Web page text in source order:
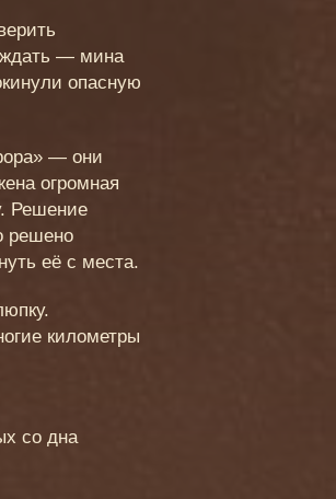
ждать — мина
опасную
— они
огромная
Решение
решено
её с места.
километры
со дна